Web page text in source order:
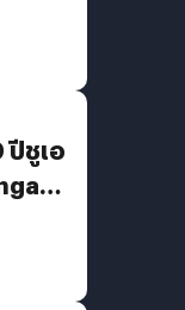
ปีชูเอ